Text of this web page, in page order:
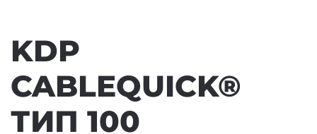
KDP
CABLEQUICK®
ТИП 100